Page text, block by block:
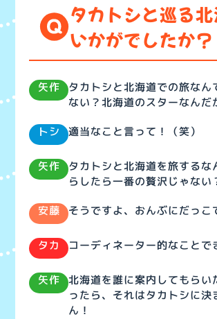
タカトシと巡る
いかがでしたか？
矢作 タカトシと北海道での旅なん
ない？北海道のスターなんだ
トシ 適当なこと言って！（笑）
矢作 タカトシと北海道を旅するな
らしたら一番の贅沢じゃない
安藤 そうですよ、おんぶにだっこ
タカ コーディネーター的なことで
矢作
北海道を誰に案内してもらい
ったら、それはタカトシに決
ん！